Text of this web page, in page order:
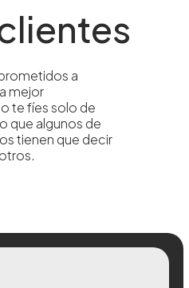
a
mejor
te fíes solo de
que algunos de
tienen que decir